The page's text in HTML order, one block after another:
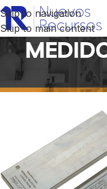
Skip to navigation
Skip to main content
Inicio Productos